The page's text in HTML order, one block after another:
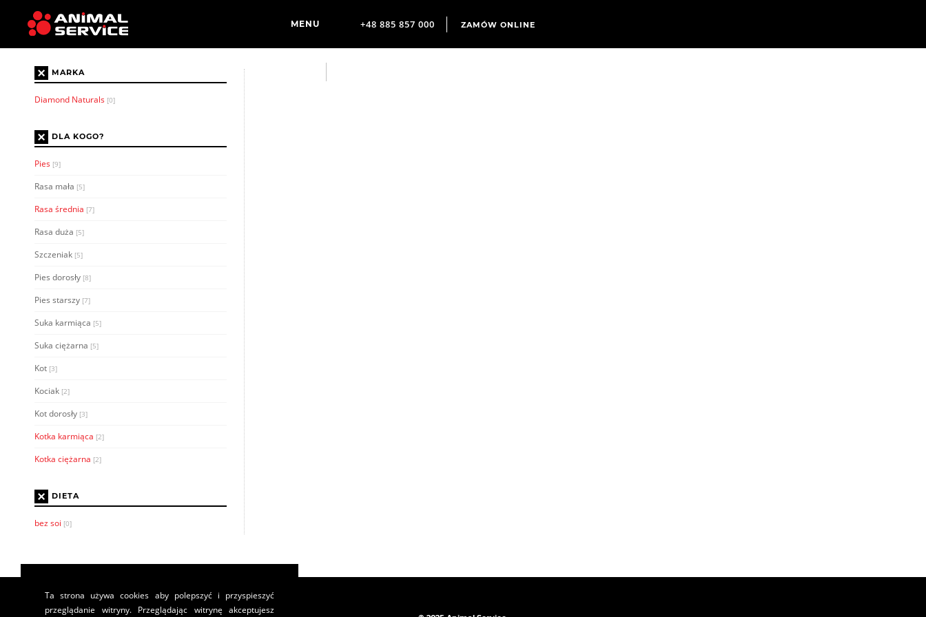
+48 885 857 000 ZAMÓW ONLINE
× MARKA
Diamond Naturals [0]
× DLA KOGO?
Pies [9]
Rasa mała [5]
Rasa średnia [7]
Rasa duża [5]
Szczeniak [5]
Pies dorosły [8]
Pies starszy [7]
Suka karmiąca [5]
Suka ciężarna [5]
Kot [3]
Kociak [2]
Kot dorosły [3]
Kotka karmiąca [2]
Kotka ciężarna [2]
× DIETA
bez soi [0]
Ta strona używa cookies aby polepszyć i przyspieszyć
przeglądanie witryny. Przeglądając witrynę akceptujesz